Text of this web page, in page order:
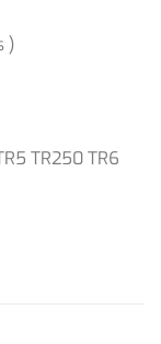
)
TR250 TR6